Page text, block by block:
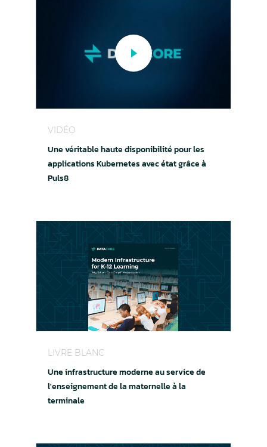
VIDÉO
Une véritable haute disponibilité pour les
applications Kubernetes avec état grâce à
Puls8
LIVRE BLANC
Une infrastructure moderne au service de
l'enseignement de la maternelle à la
terminale